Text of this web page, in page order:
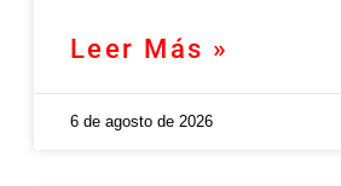
Leer Más »
6 de agosto de 2026